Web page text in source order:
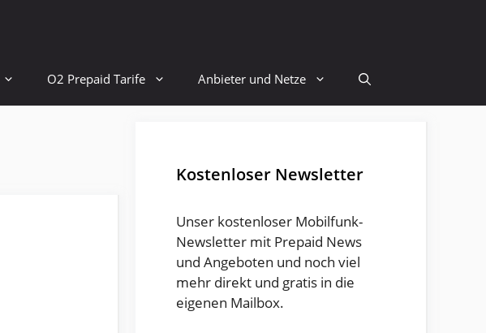
O2 Prepaid Tarife Anbieter und Netze
Kostenloser Newsletter
Unser kostenloser Mobilfunk-
Newsletter mit Prepaid News
und Angeboten und noch viel
mehr direkt und gratis in die
eigenen Mailbox.